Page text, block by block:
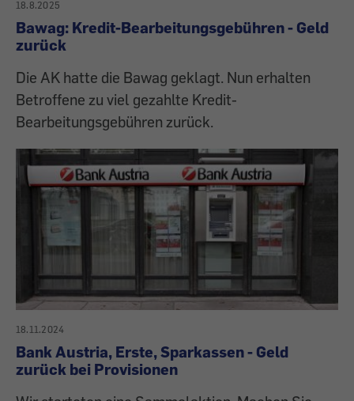
18.8.2025
Bawag: Kredit-Bearbeitungsgebühren - Geld
zurück
Die AK hatte die Bawag geklagt. Nun erhalten
Betroffene zu viel gezahlte Kredit-
Bearbeitungsgebühren zurück.
18.11.2024
Bank Austria, Erste, Sparkassen - Geld
zurück bei Provisionen